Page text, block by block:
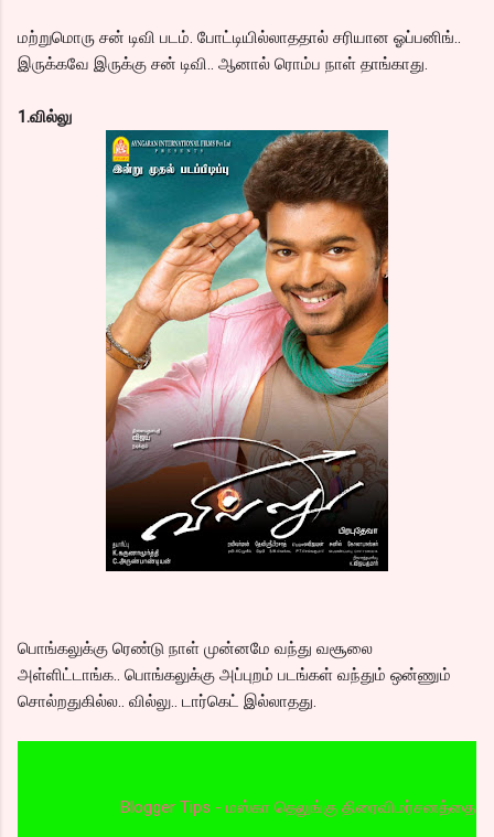
மற்றுமொரு சன் டிவி படம். போட்டியில்லாததால் சரியான ஓப்பனிங்..
இருக்கவே இருக்கு சன் டிவி.. ஆனால் ரொம்ப நாள் தாங்காது.
1.வில்லு
பொங்கலுக்கு ரெண்டு நாள் முன்னமே வந்து வசூலை
அள்ளிட்டாங்க.. பொங்கலுக்கு அப்புறம் படங்கள் வந்தும் ஒன்ணும்
சொல்றதுகில்ல.. வில்லு.. டார்கெட் இல்லாதது.
Blogger Tips - மஸ்கா தெலுங்கு திரைவிமர்சனத்தை படிக்க